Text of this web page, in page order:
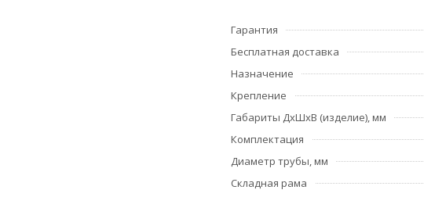
Гарантия
Бесплатная доставка
Назначение
Крепление
Габариты ДхШхВ (изделие), мм
Комплектация
Диаметр трубы, мм
Складная рама